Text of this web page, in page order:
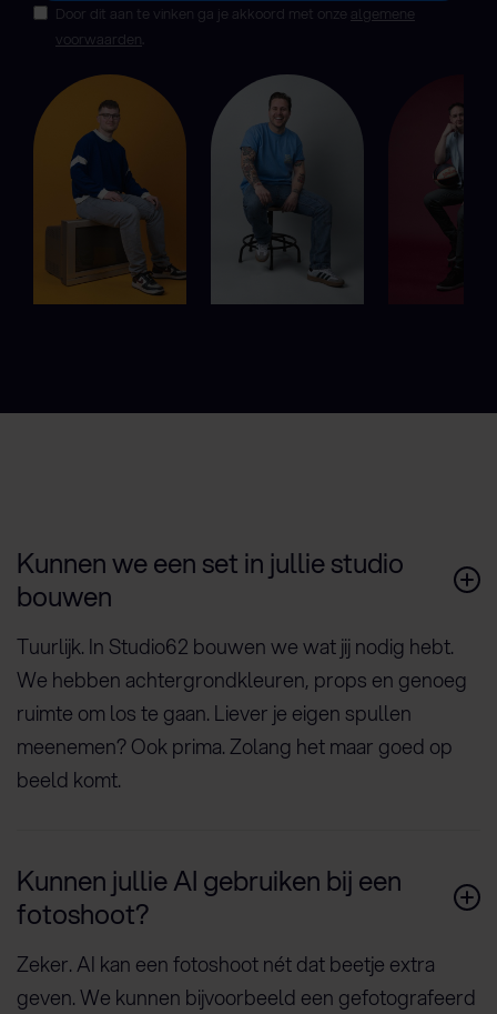
Door dit aan te vinken ga je akkoord met onze algemene
voorwaarden
Kunnen we een set in jullie studio
bouwen
Tuurlijk. In Studio62 bouwen we wat jij nodig hebt.
We hebben achtergrondkleuren, props en genoeg
ruimte om los te gaan. Liever je eigen spullen
meenemen? Ook prima. Zolang het maar goed op
beeld komt.
Kunnen jullie AI gebruiken bij een
fotoshoot?
Zeker. AI kan een fotoshoot nét dat beetje extra
geven. We kunnen bijvoorbeeld een gefotografeerd